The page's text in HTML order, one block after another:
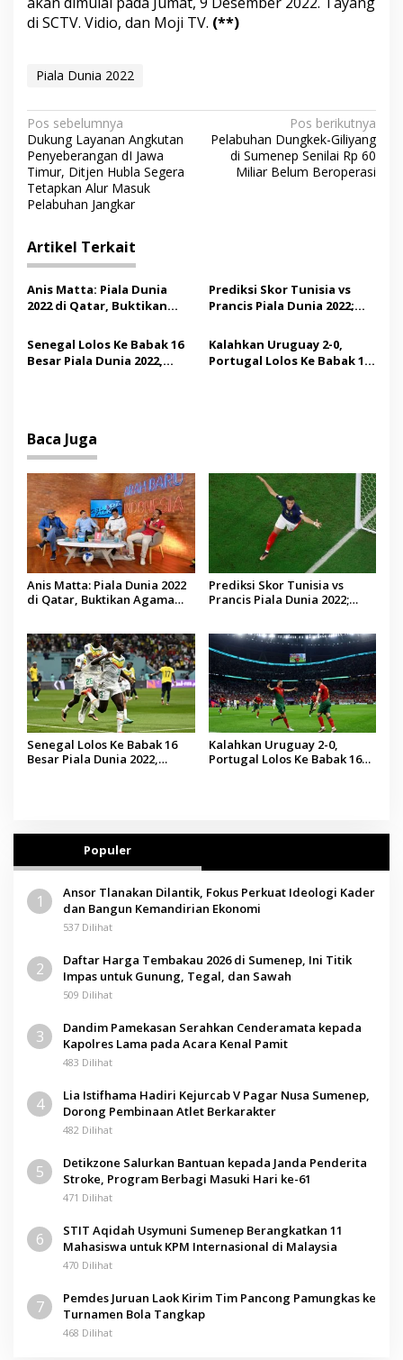
di SCTV. Vidio, dan Moji TV. (**)
Piala Dunia 2022
N
a
v
i
a
s
i
o
Pos sebelumnya
Dukung Layanan Angkutan
Penyeberangan dI Jawa
Timur, Ditjen Hubla Segera
Tetapkan Alur Masuk
Pelabuhan Jangkar
Pos berikutnya
Pelabuhan Dungkek-Giliyang
di Sumenep Senilai Rp 60
Miliar Belum Beroperasi
Artikel Terkait
Anis Matta: Piala Dunia
2022 di Qatar, Buktikan
Menyatu, Tidak Ada
Perpecahan Umat
Prediksi Skor Tunisia vs
Prancis Piala Dunia 2022;
Sempurna di Fase Grup?
Senegal Lolos Ke Babak 16
Besar Piala Dunia 2022,
Kalahkan Uruguay 2-0,
Portugal Lolos Ke Babak 16
Baca Juga
Anis Matta: Piala Dunia 2022
di Qatar, Buktikan Agama
Prediksi Skor Tunisia vs
Prancis Piala Dunia 2022;
Senegal Lolos Ke Babak 16
Besar Piala Dunia 2022,
Kalahkan Uruguay 2-0,
Portugal Lolos Ke Babak 16
Populer
1
Ansor Tlanakan Dilantik, Fokus Perkuat Ideologi Kader
dan Bangun Kemandirian Ekonomi
537 Dilihat
2
Daftar Harga Tembakau 2026 di Sumenep, Ini Titik
Impas untuk Gunung, Tegal, dan Sawah
509 Dilihat
3
Dandim Pamekasan Serahkan Cenderamata kepada
Kapolres Lama pada Acara Kenal Pamit
483 Dilihat
4
Lia Istifhama Hadiri Kejurcab V Pagar Nusa Sumenep,
Dorong Pembinaan Atlet Berkarakter
482 Dilihat
5
Detikzone Salurkan Bantuan kepada Janda Penderita
Stroke, Program Berbagi Masuki Hari ke-61
471 Dilihat
6
STIT Aqidah Usymuni Sumenep Berangkatkan 11
Mahasiswa untuk KPM Internasional di Malaysia
470 Dilihat
7
Pemdes Juruan Laok Kirim Tim Pancong Pamungkas ke
Turnamen Bola Tangkap
468 Dilihat